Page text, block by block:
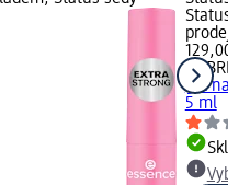
Status
129,00
gel na
5 ml